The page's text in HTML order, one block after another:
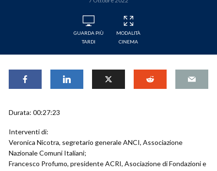
GUARDA PIÙ
TARDI
MODALITÀ
CINEMA
Durata: 00:27:23
Interventi di:
Veronica Nicotra, segretario generale ANCI, Associazione
Nazionale Comuni Italiani;
Francesco Profumo, presidente ACRI, Asociazione di Fondazioni e